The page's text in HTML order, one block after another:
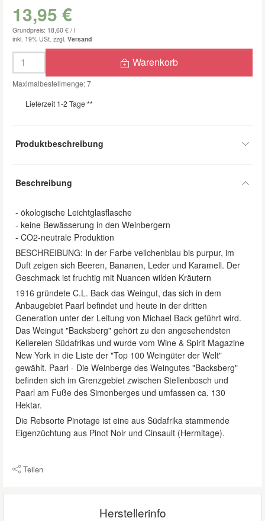
13,95 €
Grundpreis: 18,60 € / l
inkl. 19% USt. zzgl. Versand
Menge
Warenkorb
Maximalbestellmenge: 7
Lieferzeit 1-2 Tage **
Produktbeschreibung
Beschreibung
- ökologische Leichtglasflasche
- keine Bewässerung in den Weinbergern
- CO2-neutrale Produktion
BESCHREIBUNG: In der Farbe veilchenblau bis purpur, im
Duft zeigen sich Beeren, Bananen, Leder und Karamell. Der
Geschmack ist fruchtig mit Nuancen wilden Kräutern
1916 gründete C.L. Back das Weingut, das sich in dem
Anbaugebiet Paarl befindet und heute in der dritten
Generation unter der Leitung von Michael Back geführt wird.
Das Weingut "Backsberg" gehört zu den angesehendsten
Kellereien Südafrikas und wurde vom Wine & Spirit Magazine
New York in die Liste der "Top 100 Weingüter der Welt"
gewählt. Paarl - Die Weinberge des Weingutes "Backsberg"
befinden sich im Grenzgebiet zwischen Stellenbosch und
Paarl am Fuße des Simonberges und umfassen ca. 130
Hektar.
Die Rebsorte Pinotage ist eine aus Südafrika stammende
Eigenzüchtung aus Pinot Noir und Cinsault (Hermitage).
Teilen
Herstellerinfo